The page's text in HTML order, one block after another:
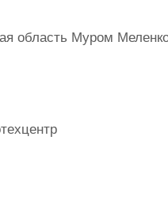
область Муром